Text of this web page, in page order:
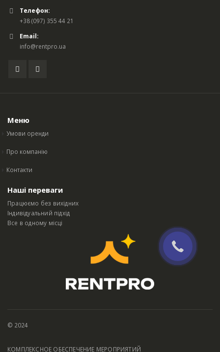
Телефон:
+38 (097) 355 44 21
Email:
info@rentpro.ua
Меню
Умови оренди
Про компанію
Контакти
Наші переваги
Працюємо без вихідних
Індивідуальний підхід
Все в одному місці
© 2024
КОМПЛЕКСНОЕ ОБЕСПЕЧЕНИЕ МЕРОПРИЯТИЙ